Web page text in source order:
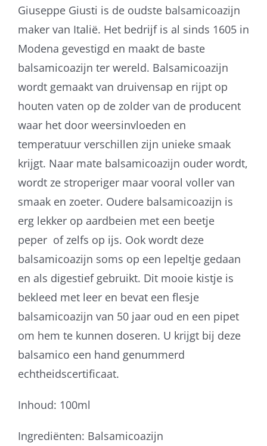
Giuseppe Giusti is de oudste balsamicoazijn
maker van Italië. Het bedrijf is al sinds 1605 in
Modena gevestigd en maakt de baste
balsamicoazijn ter wereld. Balsamicoazijn
wordt gemaakt van druivensap en rijpt op
houten vaten op de zolder van de producent
waar het door weersinvloeden en
temperatuur verschillen zijn unieke smaak
krijgt. Naar mate balsamicoazijn ouder wordt,
wordt ze stroperiger maar vooral voller van
smaak en zoeter. Oudere balsamicoazijn is
erg lekker op aardbeien met een beetje
peper of zelfs op ijs. Ook wordt deze
balsamicoazijn soms op een lepeltje gedaan
en als digestief gebruikt. Dit mooie kistje is
bekleed met leer en bevat een flesje
balsamicoazijn van 50 jaar oud en een pipet
om hem te kunnen doseren. U krijgt bij deze
balsamico een hand genummerd
echtheidscertificaat.
Inhoud: 100ml
Ingrediënten: Balsamicoazijn